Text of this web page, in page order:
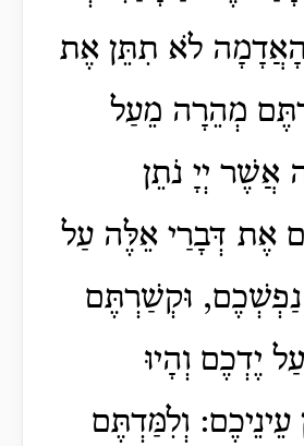
לֹא תִתֵּן אֶת
מְהֵרָה מֵעַל
יְיָ נֹתֵן
אֶת דְּבָרַי אֵלֶּה עַל
נַפְשְׁכֶם, וּקְשַׁרְתֶּם
יֶדְכֶם וְהָיוּ
עֵינֵיכֶם: וְלִמַּדְתֶּם